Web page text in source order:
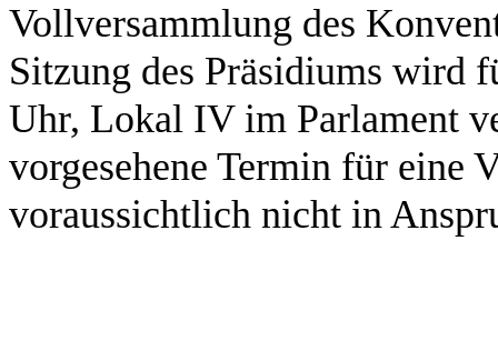
Vollversammlung des
Sitzung des Präsidiums wird
Uhr, Lokal IV im Parlament
vorgesehene Termin für eine
voraussichtlich nicht in